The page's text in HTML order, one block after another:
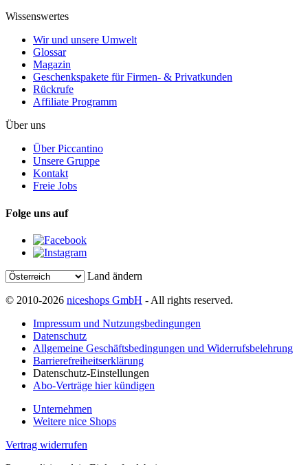
Wissenswertes
Wir und unsere Umwelt
Glossar
Magazin
Geschenkspakete für Firmen- & Privatkunden
Rückrufe
Affiliate Programm
Über uns
Über Piccantino
Unsere Gruppe
Kontakt
Freie Jobs
Folge uns auf
Land ändern
© 2010-2026 niceshops GmbH - All rights reserved.
Impressum und Nutzungsbedingungen
Datenschutz
Allgemeine Geschäftsbedingungen und Widerrufsbelehrung
Barrierefreiheitserklärung
Datenschutz-Einstellungen
Abo-Verträge hier kündigen
Unternehmen
Weitere nice Shops
Vertrag widerrufen